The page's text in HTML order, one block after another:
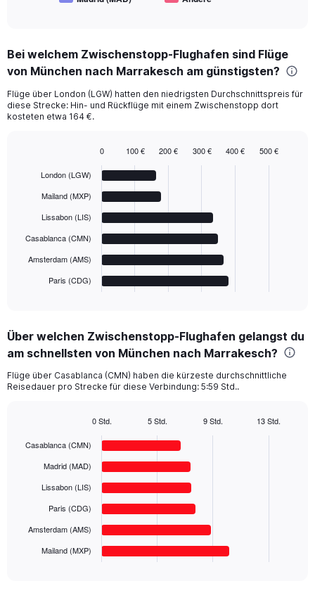
Bei welchem Zwischenstopp-Flughafen sind Flüge
von München nach Marrakesch am günstigsten?
Flüge über London (LGW) hatten den niedrigsten Durchschnittspreis für
diese Strecke: Hin- und Rückflüge mit einem Zwischenstopp dort
kosteten etwa 164 €.
chart
The
has
Range:
6
The
chart
axis
displaying
values.
Range:
500.
graphic.London (LGW)
Mailand (MXP)
Lissabon (LIS)
Casablanca (CMN)
Amsterdam (AMS)
Paris (CDG)
0 100 € 200 € 300 € 400 € 500 €
Über welchen Zwischenstopp-Flughafen gelangst du
am schnellsten von München nach Marrakesch?
Flüge über Casablanca (CMN) haben die kürzeste durchschnittliche
Reisedauer pro Strecke für diese Verbindung: 5:59 Std..
chart
has
graphic.
Casablanca (CMN)
Madrid (MAD)
Lissabon (LIS)
Paris (CDG)
Amsterdam (AMS)
Mailand (MXP)
0 Std. 5 Std. 9 Std. 13 Std.